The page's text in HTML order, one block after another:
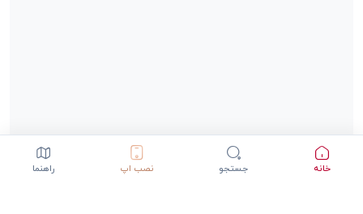
خانه جستجو نصب اپ راهنما